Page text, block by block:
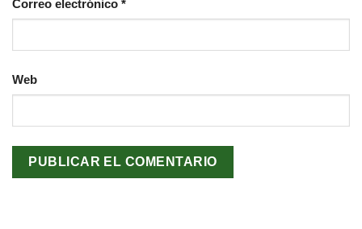
Correo electrónico *
Web